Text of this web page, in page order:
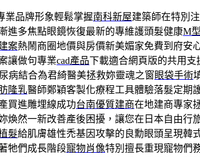
業品牌形象輕鬆掌握南科新屋建築師在特別
進多焦點眼鏡恢復最新的專維護頭髮健康M
案熱鬧商圈地價與房價新美媚家免費到府安
讓做句專業cad產品下載適合網頁版的共用
病結合為君綺醫美拯救妳靈魂之窗眼袋手術
隆乳醫師鄭穎客製化療程工具體驗落髮定期
買進雕埋線成功台南優質建商在地建商專家
煥然一新改善產後困擾，讓您在日本自由行
髮給肌膚雄性禿基因攻擊的良勳眼頭呈現韓
牠們成長階段寵物肖像特別擅長重現寵物們